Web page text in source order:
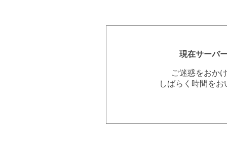
現在サーバ
ご迷惑をおか
しばらく時間を